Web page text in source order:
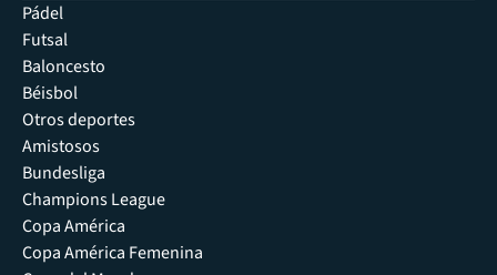
Pádel
Futsal
Baloncesto
Béisbol
Otros deportes
Amistosos
Bundesliga
Champions League
Copa América
Copa América Femenina